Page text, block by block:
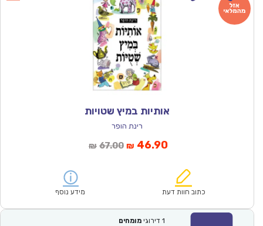
אותיות במיץ שטויות
רינת הופר
₪ 67.00המחיר
₪67.00.
₪ 46.90המחיר
הוא:
כתוב חוות דעת מידע נוסף
1 דירוגי מומחים